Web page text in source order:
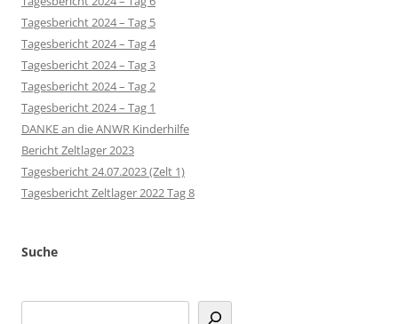
Tagesbericht 2024 – Tag 5
Tagesbericht 2024 – Tag 4
Tagesbericht 2024 – Tag 3
Tagesbericht 2024 – Tag 2
Tagesbericht 2024 – Tag 1
DANKE an die ANWR Kinderhilfe
Bericht Zeltlager 2023
Tagesbericht 24.07.2023 (Zelt 1)
Tagesbericht Zeltlager 2022 Tag 8
Suche